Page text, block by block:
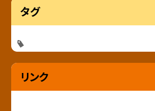
タグ
リンク